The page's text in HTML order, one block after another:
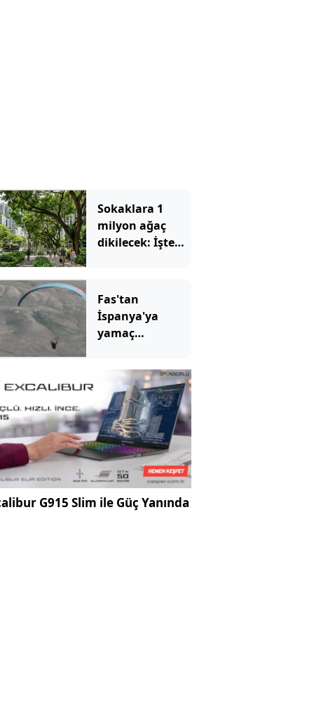
Sokaklara 1
milyon ağaç
dikilecek: İşte
Fas'tan
İspanya'ya
yamaç
geçmeye kalkan
kaçak göçmen
öldü
G915 Slim ile Güç Yanında